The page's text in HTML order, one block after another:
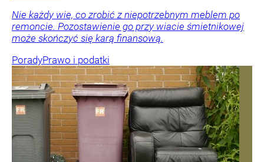
Nie każdy wie, co zrobić z niepotrzebnym meblem po
remoncie. Pozostawienie go przy wiacie śmietnikowej
może skończyć się karą finansową.
PoradyPrawo i podatki